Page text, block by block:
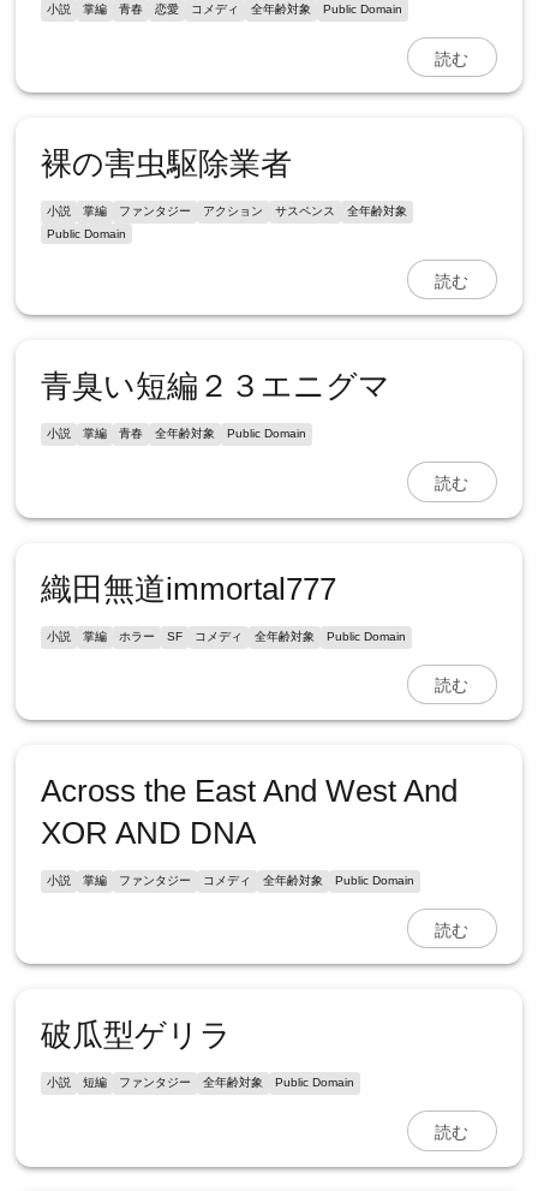
小説 掌編 青春 恋愛 コメディ 全年齢対象 Public Domain
読む
裸の害虫駆除業者
小説 掌編 ファンタジー アクション サスペンス
全年齢対象
Public Domain
読む
青臭い短編２３エニグマ
小説 掌編 青春 全年齢対象 Public Domain
読む
織田無道immortal777
小説 掌編 ホラー SF コメディ 全年齢対象 Public Domain
読む
Across the East And West And
XOR AND DNA
小説 掌編 ファンタジー コメディ 全年齢対象 Public Domain
読む
破瓜型ゲリラ
小説 短編 ファンタジー 全年齢対象 Public Domain
読む